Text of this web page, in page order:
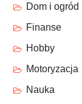
Dom i ogród
Finanse
Hobby
Motoryzacja
Nauka